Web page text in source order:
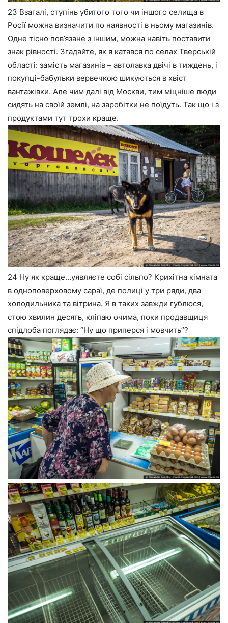
23 Взагалі, ступінь убитого того чи іншого селища в
Росії можна визначити по наявності в ньому магазинів.
Одне тісно пов’язане з іншим, можна навіть поставити
знак рівності. Згадайте, як я катався по селах Тверській
області: замість магазинів – автолавка двічі в тиждень, і
покупці-бабульки вервечкою шикуються в хвіст
вантажівки. Але чим далі від Москви, тим міцніше люди
сидять на своїй землі, на заробітки не поїдуть. Так що і з
продуктами тут трохи краще.
24 Ну як краще…уявляєте собі сільпо? Крихітна кімната
в одноповерховому сараї, де полиці у три ряди, два
холодильника та вітрина. Я в таких завжди гублюся,
стою хвилин десять, кліпаю очима, поки продавщиця
спідлоба поглядає: “Ну що приперся і мовчить”?